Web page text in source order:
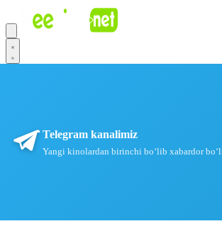
Telegram kanalimiz
Yangi kinolardan birinchi boʻlib xabardor